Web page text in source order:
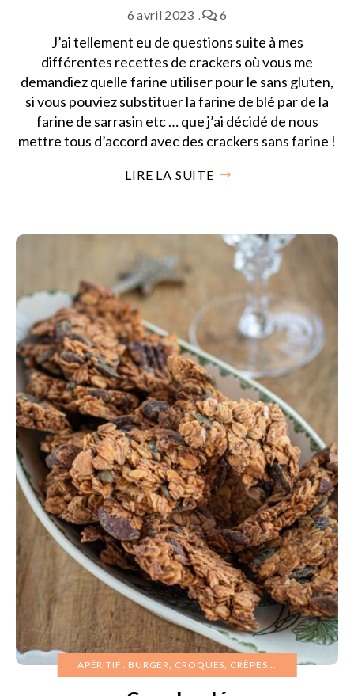
6 avril 2023 6
J’ai tellement eu de questions suite à mes
différentes recettes de crackers où vous me
demandiez quelle farine utiliser pour le sans gluten,
si vous pouviez substituer la farine de blé par de la
farine de sarrasin etc … que j’ai décidé de nous
mettre tous d’accord avec des crackers sans farine !
LIRE LA SUITE
APÉRITIF BURGER, CROQUES, CRÊPES...